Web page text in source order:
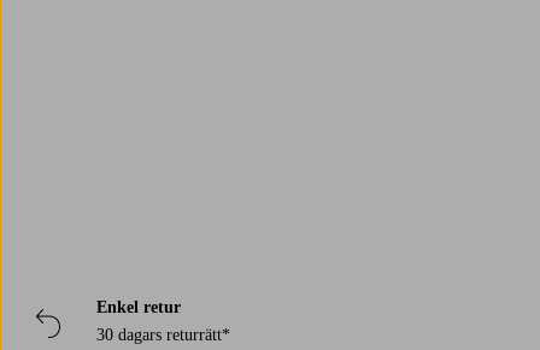
Enkel retur
30 dagars returrätt*